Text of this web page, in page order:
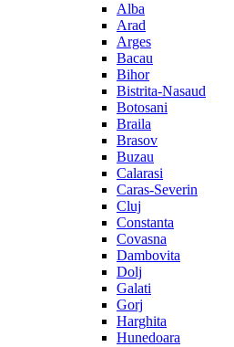
Alba
Arad
Arges
Bacau
Bihor
Bistrita-Nasaud
Botosani
Braila
Brasov
Buzau
Calarasi
Caras-Severin
Cluj
Constanta
Covasna
Dambovita
Dolj
Galati
Gorj
Harghita
Hunedoara